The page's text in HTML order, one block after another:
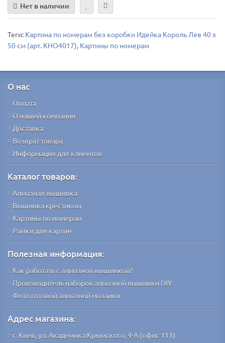
Нет в наличии
Теги: Картина по номерам без коробки Идейка Король Лев 40 х
50 см (арт. KHO4017), Картины по номерам
О нас
Оплата
О нашей компании
Доставка
Возврат товара
Информация для клиентов
Каталог товаров:
Алмазная вышивка
Вышивка крестиком
Картины по номерам
Рамки для картин
Полезная информация:
Как работать с алмазной вышивкой?
Производитель наборов алмазной вышивки DIY
Фото готовой алмазной мозаики
Адрес магазина:
г. Киев, ул. Академика Крымского, 4-А (офис 111).